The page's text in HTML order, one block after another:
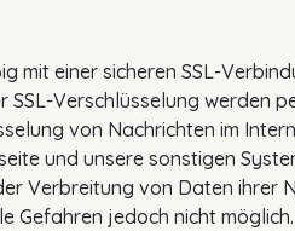
mit einer sicheren SSL-
Verschlüsselung werden
von Nachrichten im
und unsere sonstigen
Verbreitung von Daten ihrer
Gefahren jedoch nicht möglich.